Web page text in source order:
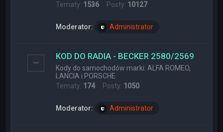
Tematy: 1536 Posty: 10127
Moderator: Administrator
KOD DO RADIA - BECKER 2580/2569
Kody do samochodów marki: ALFA ROMEO,
LANCIA i PORSCHE
Tematy: 174Posty: 1050
Moderator: Administrator